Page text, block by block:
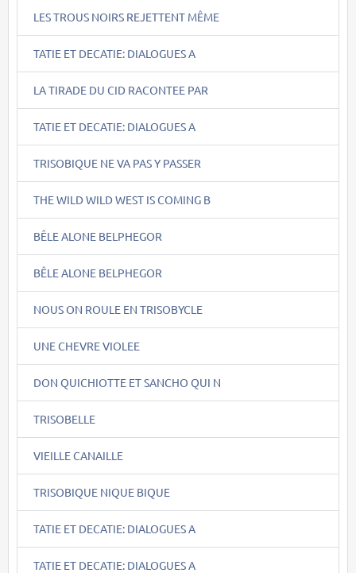
LES TROUS NOIRS REJETTENT MÊME
TATIE ET DECATIE: DIALOGUES A
LA TIRADE DU CID RACONTEE PAR
TATIE ET DECATIE: DIALOGUES A
TRISOBIQUE NE VA PAS Y PASSER
THE WILD WILD WEST IS COMING B
BÊLE ALONE BELPHEGOR
BÊLE ALONE BELPHEGOR
NOUS ON ROULE EN TRISOBYCLE
UNE CHEVRE VIOLEE
DON QUICHIOTTE ET SANCHO QUI N
TRISOBELLE
VIEILLE CANAILLE
TRISOBIQUE NIQUE BIQUE
TATIE ET DECATIE: DIALOGUES A
TATIE ET DECATIE: DIALOGUES A